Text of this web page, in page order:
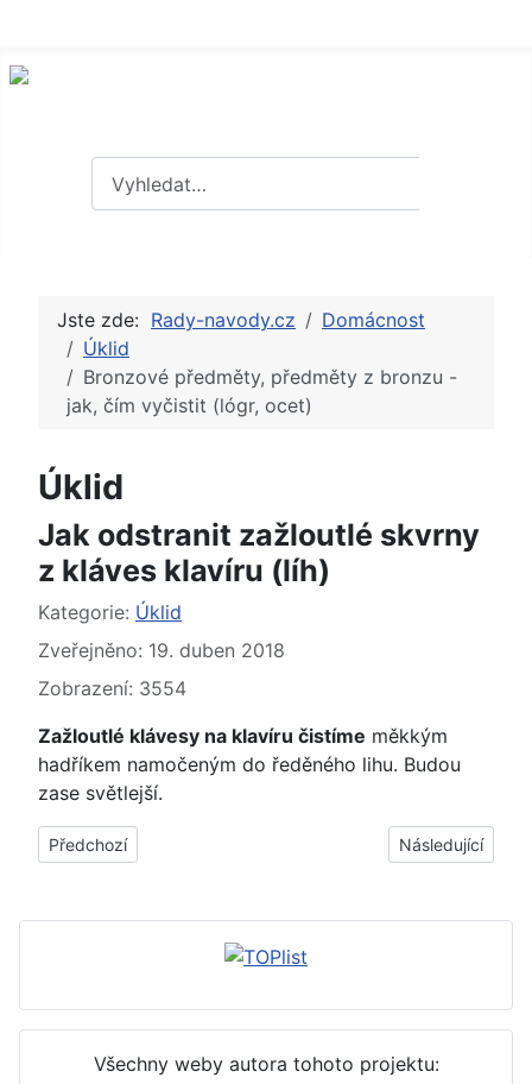
Jste zde: Rady-navody.cz
Domácnost
Úklid
Bronzové předměty, předměty z bronzu -
jak, čím vyčistit (lógr, ocet)
Úklid
Jak odstranit zažloutlé skvrny
z kláves klavíru (líh)
Základní údaje
Kategorie: Úklid
Zveřejněno: 19. duben 2018
Zobrazení: 3554
Zažloutlé klávesy na klavíru čistíme měkkým
hadříkem namočeným do ředěného lihu. Budou
zase světlejší.
Předchozí článek: Jak vyčistit zažloutlé klávesy klavíru
Předchozí Další článek:
Následující
Všechny weby autora tohoto projektu: